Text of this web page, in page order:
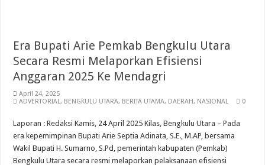
Era Bupati Arie Pemkab Bengkulu Utara
Secara Resmi Melaporkan Efisiensi
Anggaran 2025 Ke Mendagri
April 24, 2025
ADVERTORIAL, BENGKULU UTARA, BERITA UTAMA, DAERAH, NASIONAL 0
Laporan : Redaksi Kamis, 24 April 2025 Kilas, Bengkulu Utara – Pada
era kepemimpinan Bupati Arie Septia Adinata, S.E., M.AP, bersama
Wakil Bupati H. Sumarno, S.Pd, pemerintah kabupaten (Pemkab)
Bengkulu Utara secara resmi melaporkan pelaksanaan efisiensi